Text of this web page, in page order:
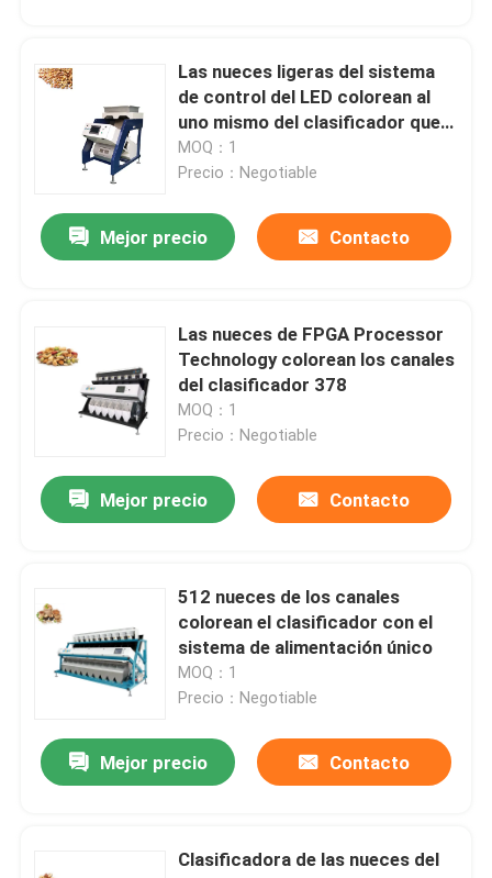
clasificador del color del grano
Clasificador del color del trigo
clasificador del color del anacardo
Los granos de café colorean el clasificador
Clasificador del color de la especia
clasificador del color del sésamo
clasificador plástico del color
Clasificador del color de la correa
Clasificadora infrarroja
Las nueces ligeras del sistema
de control del LED colorean al
uno mismo del clasificador que
comprueba 64 canales
MOQ：1
Precio：Negotiable
Mejor precio Contacto
Las nueces de FPGA Processor
Technology colorean los canales
del clasificador 378
MOQ：1
Precio：Negotiable
Mejor precio Contacto
512 nueces de los canales
colorean el clasificador con el
sistema de alimentación único
MOQ：1
Precio：Negotiable
Mejor precio Contacto
Clasificadora de las nueces del